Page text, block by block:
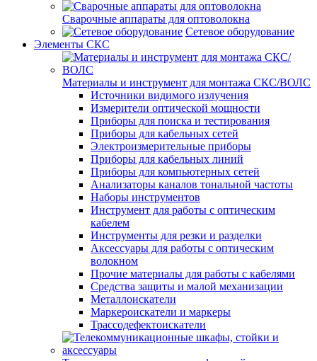
Сварочные аппараты для оптоволокна
Сетевое оборудование
Элементы СКС
Материалы и инструмент для монтажа СКС/ВОЛС
Источники видимого излучения
Измерители оптической мощности
Приборы для поиска и тестирования
Приборы для кабельных сетей
Электроизмерительные приборы
Приборы для кабельных линий
Приборы для компьютерных сетей
Анализаторы каналов тональной частоты
Наборы инструментов
Инструмент для работы с оптическим
кабелем
Инструменты для резки и разделки
Аксессуары для работы с оптическим
волокном
Прочие материалы для работы с кабелями
Средства защиты и малой механизации
Металлоискатели
Маркероискатели и маркеры
Трассодефектоискатели